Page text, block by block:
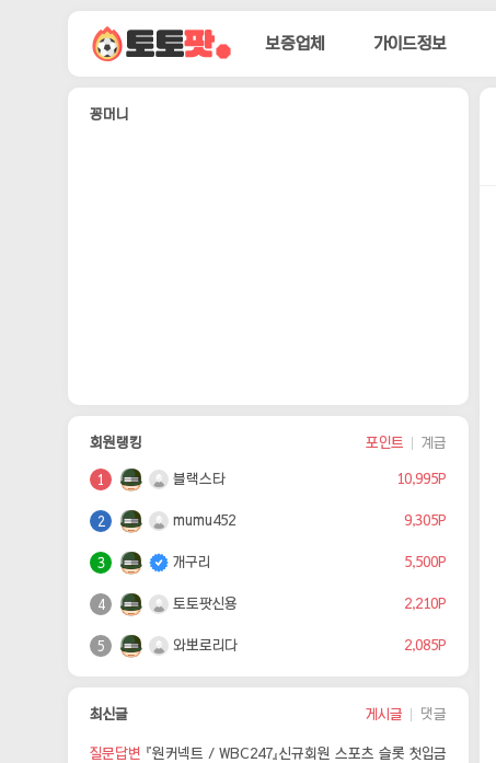
보증업체 가이드정보
꽁머니
회원랭킹 포인트 계급
1 블랙스타 10,995P
2 mumu452 9,305P
3 개구리 5,500P
4 토토팟신용 2,210P
5 와뽀로리다 2,085P
최신글 게시글 댓글
질문답변 『원커넥트 / WBC247』신규회원 스포츠 슬롯 첫입금